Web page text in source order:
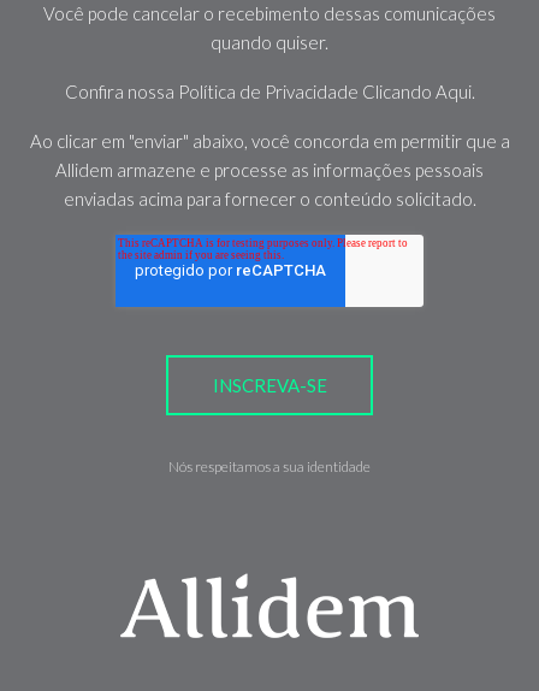
Você pode cancelar o recebimento dessas comunicações
quando quiser.
Confira nossa Política de Privacidade Clicando Aqui.
Ao clicar em "enviar" abaixo, você concorda em permitir que a
Allidem armazene e processe as informações pessoais
enviadas acima para fornecer o conteúdo solicitado.
Nós respeitamos a sua identidade